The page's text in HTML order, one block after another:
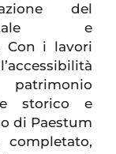
del
e
Con i lavori
storico e
di Paestum